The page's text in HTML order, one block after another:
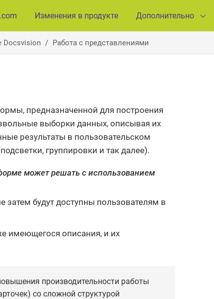
Изменения в продукте Дополнительно
Docsvision Работа с представлениями
предназначенной для построения
выборки данных, описывая их
результаты в пользовательском
группировки и так далее).
может решать с использованием
будут доступны пользователям в
имеющегося описания, и их
производительности работы
со сложной структурой